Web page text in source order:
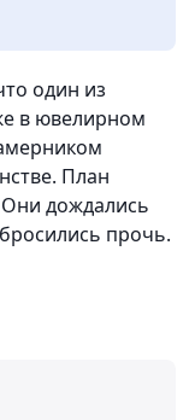
один из
в ювелирном
План
Они дождались
прочь.